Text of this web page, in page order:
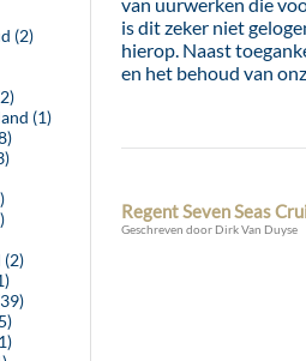
(2)
(1)
is dit zeker niet
hierop. Naast
en het behoud van
Regent Seven Seas
Geschreven door Dirk Van Duyse